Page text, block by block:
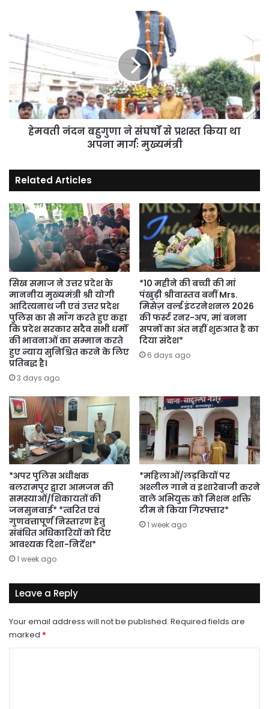
की
और
भाईचारे
की
अपील
बहुगुणा
संघर्षों
प्रशस्त
किया
हेमवती नंदन बहुगुणा ने संघर्षों से प्रशस्त किया था
अपना मार्गः मुख्यमंत्री
Related Articles
सिख समाज ने उत्तर प्रदेश के
माननीय मुख्यमंत्री श्री योगी
आदित्यनाथ जी एवं उत्तर प्रदेश
पुलिस का से माँग करते हुए कहा
कि प्रदेश सरकार सदैव सभी धर्मों
की भावनाओं का सम्मान करते
हुए न्याय सुनिश्चित करने के लिए
प्रतिबद्ध है।
3 days ago
*10 महीने की बच्ची की मां
पंखुड़ी श्रीवास्तव बनीं Mrs.
मिसेज़ वर्ल्ड इंटरनेशनल 2026
की फर्स्ट रनर-अप, मां बनना
सपनों का अंत नहीं शुरुआत है का
दिया संदेश*
6 days ago
*अपर पुलिस अधीक्षक
बलरामपुर द्वारा आमजन की
समस्याओं/शिकायतों की
जनसुनवाई* *त्वरित एवं
गुणवत्तापूर्ण निस्तारण हेतु
संबंधित अधिकारियों को दिए
आवश्यक दिशा-निर्देश*
1 week ago
*महिलाओं/लड़कियों पर
अश्लील गाने व इशारेबाजी करने
वाले अभियुक्त को मिशन शक्ति
टीम ने किया गिरफ्तार*
1 week ago
Leave a Reply
Your email address will not be published. Required fields are
marked *